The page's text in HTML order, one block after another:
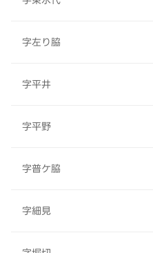
字左り脇
字平井
字平野
字普ケ脇
字細見